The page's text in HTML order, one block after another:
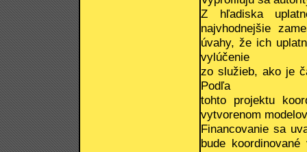
Z hľadiska
najvhodnejšie
úvahy, že ich
vylúčenie
zo služieb, ako je
Podľa
tohto projektu
vytvorenom
Financovanie sa
bude